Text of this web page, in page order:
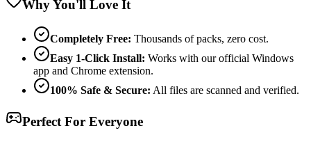
Why You'll Love It
Completely Free: Thousands of packs, zero cost.
Easy 1-Click Install: Works with our official Windows
app and Chrome extension.
100% Safe & Secure: All files are scanned and verified.
Perfect For Everyone